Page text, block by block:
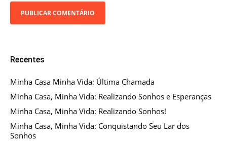
Recentes
Minha Casa Minha Vida: Última Chamada
Minha Casa, Minha Vida: Realizando Sonhos e Esperanças
Minha Casa, Minha Vida: Realizando Sonhos!
Minha Casa, Minha Vida: Conquistando Seu Lar dos
Sonhos